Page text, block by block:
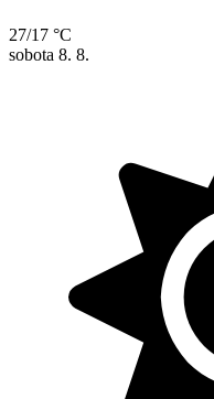
27/17 °C
sobota 8. 8.